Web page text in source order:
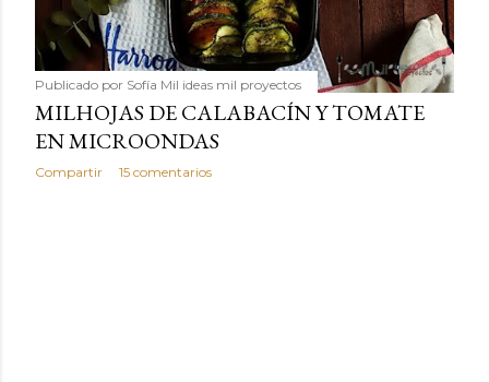
Publicado por Sofía Mil ideas mil proyectos
MILHOJAS DE CALABACÍN Y TOMATE
EN MICROONDAS
Compartir 15 comentarios